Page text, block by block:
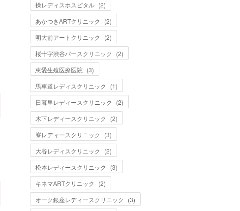
操レディスホスピタル (2)
あかつきARTクリニック
(2)
明大前アートクリニック
(2)
桜十字渋谷バースクリニック
(2)
恵愛生殖医療医院 (3)
馬車道レディスクリニック
(1)
日暮里レディースクリニック
(2)
木下レディースクリニック
(2)
峯レディースクリニック
(3)
大谷レディスクリニック
(2)
松本レディースクリニック
(3)
キネマARTクリニック
(2)
オーク銀座レディースクリニック
(3)